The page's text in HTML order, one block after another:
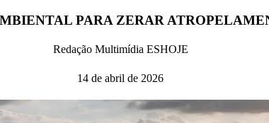
PARA ZERAR
Redação Multimídia ESHOJE
14 de abril de 2026